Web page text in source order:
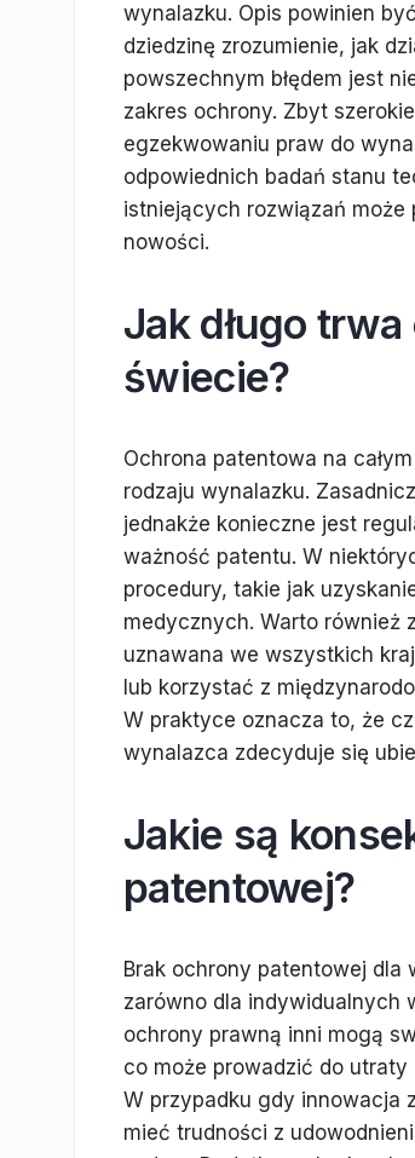
wynalazku. Opis powinien
dziedzinę zrozumienie, jak
powszechnym błędem jest
zakres ochrony. Zbyt
egzekwowaniu praw do
odpowiednich badań stanu
istniejących rozwiązań
nowości.
Jak długo
świecie?
Ochrona patentowa na
rodzaju wynalazku.
jednakże konieczne jest
ważność patentu. W
procedury, takie jak
medycznych. Warto również
uznawana we wszystkich
lub korzystać z
W praktyce oznacza to, że
wynalazca zdecyduje się
Jakie są
patentowej?
Brak ochrony patentowej
zarówno dla indywidualnych
ochrony prawną inni mogą
co może prowadzić do
W przypadku gdy innowacja
mieć trudności z